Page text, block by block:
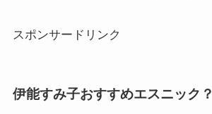
スポンサードリンク
伊能すみ子おすすめエスニック？